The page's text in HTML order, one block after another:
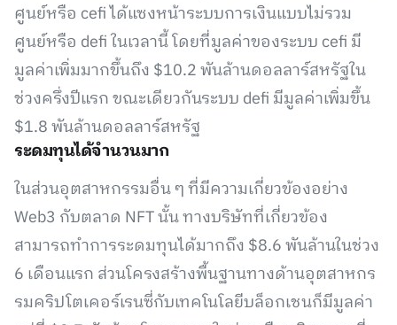
ศูนย์หรือ cefi ได้แซงหน้าระบบการเงินแบบไม่รวม
ศูนย์หรือ defi ในเวลานี้ โดยที่มูลค่าของระบบ cefi มี
มูลค่าเพิ่มมากขึ้นถึง $10.2 พันล้านดอลลาร์สหรัฐใน
ช่วงครึ่งปีแรก ขณะเดียวกันระบบ defi มีมูลค่าเพิ่มขึ้น
$1.8 พันล้านดอลลาร์สหรัฐ
ระดมทุนได้จำนวนมาก
ในส่วนอุตสาหกรรมอื่น ๆ ที่มีความเกี่ยวข้องอย่าง
Web3 กับตลาด NFT นั้น ทางบริษัทที่เกี่ยวข้อง
สามารถทำการระดมทุนได้มากถึง $8.6 พันล้านในช่วง
6 เดือนแรก ส่วนโครงสร้างพื้นฐานทางด้านอุตสาหกร
รมคริปโตเคอร์เรนซี่กับเทคโนโลยีบล็อกเชนก็มีมูลค่า